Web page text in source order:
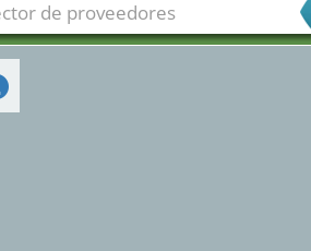
Sectores de proveedor de servicios